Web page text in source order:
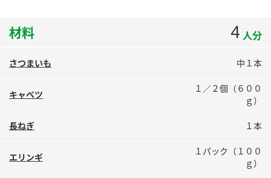
納豆の豆知識
ロングセラー商品 ＋ おすすめレシピ
ミツカン公式通販
材料 4 人分
さつまいも 中１本
キャベツ
１／２個（６００
ｇ）
長ねぎ １本
エリンギ
１パック（１００
ｇ）